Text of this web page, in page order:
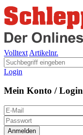
Volltext Artikelnr.
Login
Mein Konto / Login